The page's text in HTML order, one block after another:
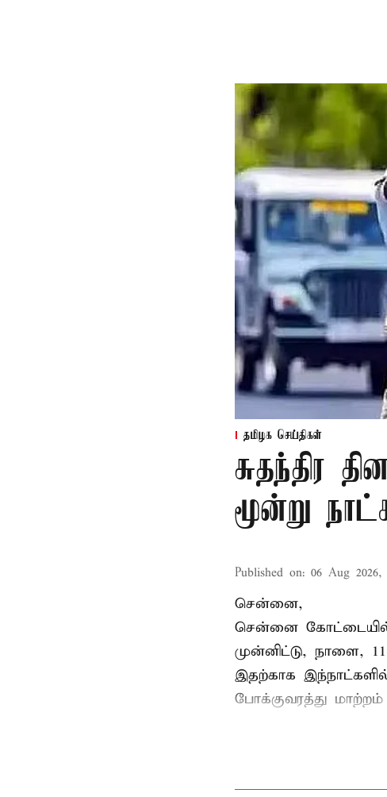
தமிழக செய்திகள்
சுதந்திர
மூன்று
Published on: 06 Aug 2026,
சென்னை,
சென்னை கோட்டையில்
முன்னிட்டு, நாளை,
இதற்காக
போக்குவரத்து